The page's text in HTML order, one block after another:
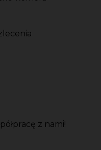
z nami!